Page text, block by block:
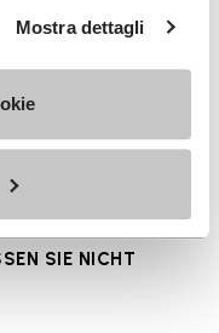
Mostra dettagli
SIE NICHT